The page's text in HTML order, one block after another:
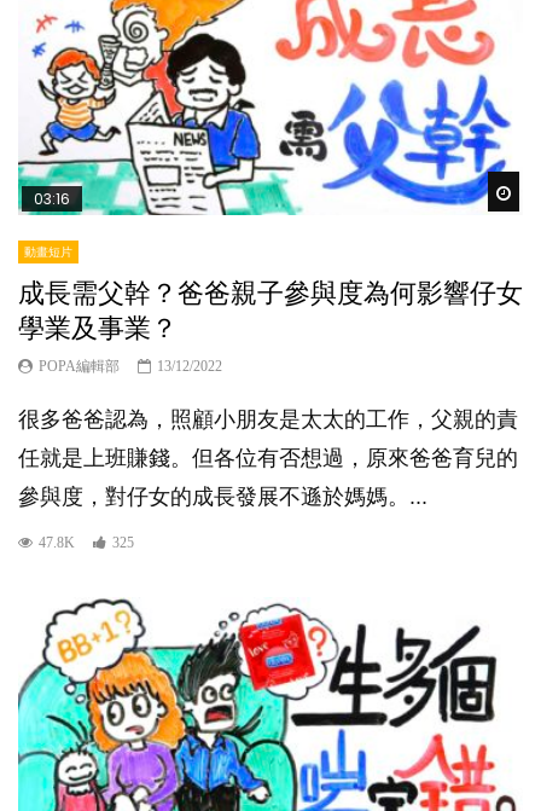
03:16
動畫短片
成長需父幹？爸爸親子參與度為何影響仔女
學業及事業？
POPA編輯部 13/12/2022
很多爸爸認為，照顧小朋友是太太的工作，父親的責
任就是上班賺錢。但各位有否想過，原來爸爸育兒的
參與度，對仔女的成長發展不遜於媽媽。...
47.8K 325